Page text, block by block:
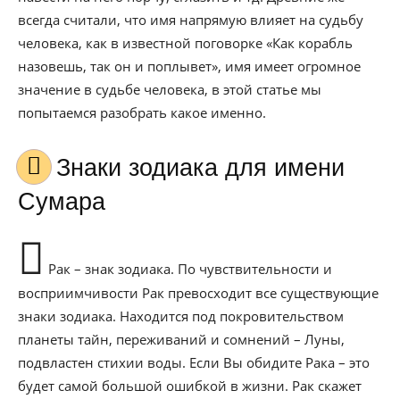
всегда считали, что имя напрямую влияет на судьбу
человека, как в известной поговорке «Как корабль
назовешь, так он и поплывет», имя имеет огромное
значение в судьбе человека, в этой статье мы
попытаемся разобрать какое именно.
Знаки зодиака для имени
Сумара
Рак – знак зодиака. По чувствительности и
восприимчивости Рак превосходит все существующие
знаки зодиака. Находится под покровительством
планеты тайн, переживаний и сомнений – Луны,
подвластен стихии воды. Если Вы обидите Рака – это
будет самой большой ошибкой в жизни. Рак скажет